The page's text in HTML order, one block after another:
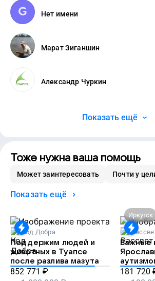
Нет имени
Марат Зиганшин
Александр Чуркин
Показать ещё
Тоже нужна ваша помощь
Может заинтересовать Почти у
Показать ещё
Код Добра
Поддержим людей и
животных в Туапсе
после разлива мазута
852 771 ₽
Иркутск
Важные
181 720